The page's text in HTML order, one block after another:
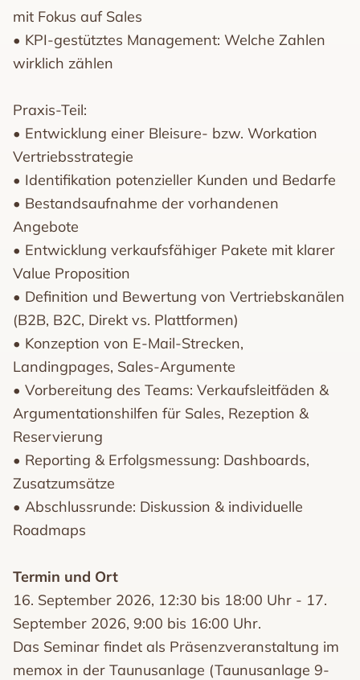
mit Fokus auf Sales
• KPI-gestütztes Management: Welche Zahlen
wirklich zählen
Praxis-Teil:
• Entwicklung einer Bleisure- bzw. Workation
Vertriebsstrategie
• Identifikation potenzieller Kunden und Bedarfe
• Bestandsaufnahme der vorhandenen
Angebote
• Entwicklung verkaufsfähiger Pakete mit klarer
Value Proposition
• Definition und Bewertung von Vertriebskanälen
(B2B, B2C, Direkt vs. Plattformen)
• Konzeption von E-Mail-Strecken,
Landingpages, Sales-Argumente
• Vorbereitung des Teams: Verkaufsleitfäden &
Argumentationshilfen für Sales, Rezeption &
Reservierung
• Reporting & Erfolgsmessung: Dashboards,
Zusatzumsätze
• Abschlussrunde: Diskussion & individuelle
Roadmaps
Termin und Ort
16. September 2026, 12:30 bis 18:00 Uhr - 17.
September 2026, 9:00 bis 16:00 Uhr.
Das Seminar findet als Präsenzveranstaltung im
memox in der Taunusanlage (Taunusanlage 9-